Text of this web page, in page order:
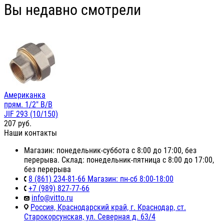
Вы недавно смотрели
Американка
прям. 1/2" В/В
JIF 293 (10/150)
207 руб.
Наши контакты
Магазин: понедельник-суббота с 8:00 до 17:00, без
перерыва. Склад: понедельник-пятница с 8:00 до 17:00,
без перерыва
8 (861) 234-81-66 Магазин: пн-сб 8:00-18:00
+7 (989) 827-77-66
info@vitto.ru
Россия, Краснодарский край, г. Краснодар, ст.
Старокорсунская, ул. Северная д. 63/4